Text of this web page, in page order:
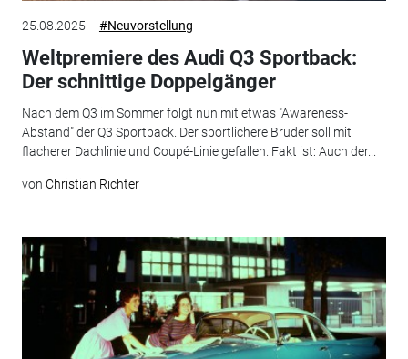
25.08.2025 #Neuvorstellung
Weltpremiere des Audi Q3 Sportback:
Der schnittige Doppelgänger
Nach dem Q3 im Sommer folgt nun mit etwas "Awareness-
Abstand" der Q3 Sportback. Der sportlichere Bruder soll mit
flacherer Dachlinie und Coupé-Linie gefallen. Fakt ist: Auch der...
von Christian Richter